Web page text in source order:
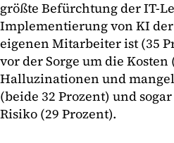
größte Befürchtung der IT-
Implementierung von KI
eigenen Mitarbeiter ist (35
vor der Sorge um die Kosten
Halluzinationen und
(beide 32 Prozent) und
Risiko (29 Prozent).